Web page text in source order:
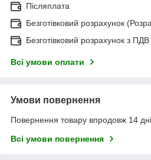
Післяплата
Безготівковий розрахунок
Безготівковий розрахунок з ПДВ
Всі умови оплати
Умови повернення
Повернення товару впродовж 14
Всі умови повернення